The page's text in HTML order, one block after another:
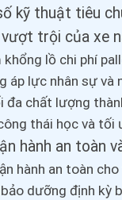
kỹ thuật tiêu
trội của xe
lồ chi phí
áp lực nhân sự
đa chất lượng
thái học và tối
hành an toàn
hành an toàn
dưỡng định kỳ